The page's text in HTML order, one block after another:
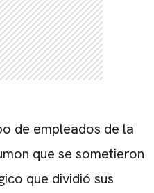
de empleados de la
que se sometieron
que dividió sus